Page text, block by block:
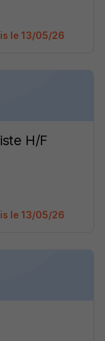
le 13/05/26
H/F
le 13/05/26